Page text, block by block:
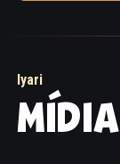
Iyari
MÍDIA